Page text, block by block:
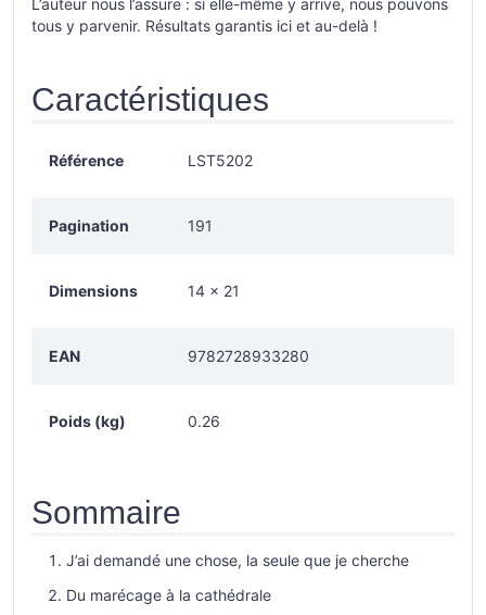
L’auteur nous l’assure : si elle-même y arrive, nous pouvons
tous y parvenir. Résultats garantis ici et au-delà !
Caractéristiques
Référence LST5202
Pagination 191
Dimensions 14 × 21
EAN 9782728933280
Poids (kg) 0.26
Sommaire
J’ai demandé une chose, la seule que je cherche
Du marécage à la cathédrale